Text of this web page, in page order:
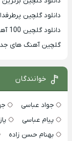
دانلود گلچین
دانلود گلچین 100 آهنگ برتر دهه 90
گلچین آهنگ های جدید
خوانندگان
جواد عباسی
پیام عباسی
بهنام حسن زاده